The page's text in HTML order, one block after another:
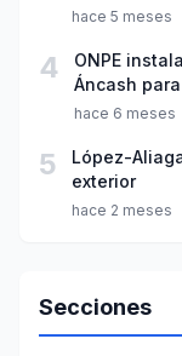
hace 5 meses
4
ONPE
Áncash
hace 6 meses
5
López-
exterior
hace 2 meses
Secciones